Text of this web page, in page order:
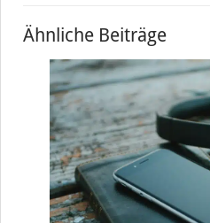
Ähnliche Beiträge